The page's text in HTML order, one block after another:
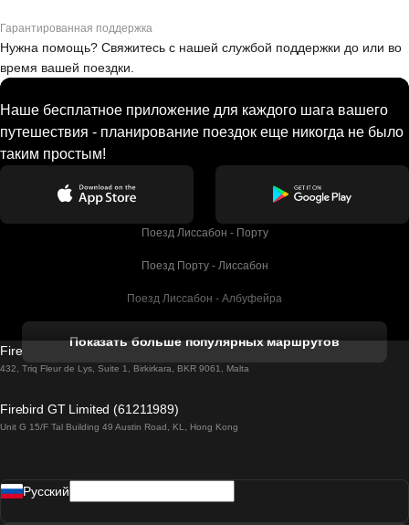
Гарантированная поддержка
Нужна помощь? Свяжитесь с нашей службой поддержки до или во
время вашей поездки.
Наше бесплатное приложение для каждого шага вашего
путешествия - планирование поездок еще никогда не было
таким простым!
Поезд Лиссабон - Порту
Поезд Порту - Лиссабон
Поезд Лиссабон - Албуфейра
Поезд Лиссабон - Лагос
Поезд Лиссабон - Мадрид
Показать больше популярных маршрутов
Firebird GT Limited (OC 1451)
432, Triq Fleur de Lys, Suite 1, Birkirkara, BKR 9061, Malta
Firebird GT Limited (61211989)
Unit G 15/F Tal Building 49 Austin Road, KL, Hong Kong
Pусский